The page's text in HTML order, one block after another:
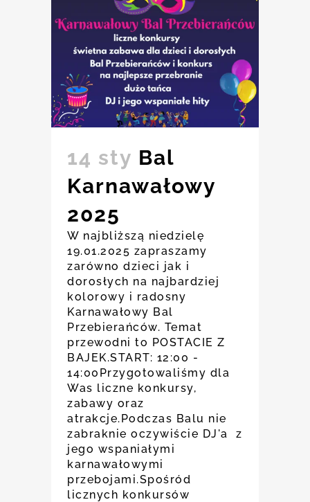
14 sty Bal
Karnawałowy
2025
W najbliższą niedzielę
19.01.2025 zapraszamy
zarówno dzieci jak i
dorosłych na najbardziej
kolorowy i radosny
Karnawałowy Bal
Przebierańców. Temat
przewodni to POSTACIE Z
BAJEK.START: 12:00 -
14:00Przygotowaliśmy dla
Was liczne konkursy,
zabawy oraz
atrakcje.Podczas Balu nie
zabraknie oczywiście DJ'a z
jego wspaniałymi
karnawałowymi
przebojami.Spośród
licznych konkursów